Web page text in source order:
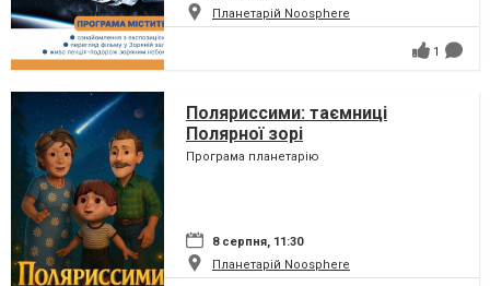
Планетарій Noosphere
1
Поляриссими: таємниці
Полярної зорі
Програма планетарію
8 серпня, 11:30
Планетарій Noosphere